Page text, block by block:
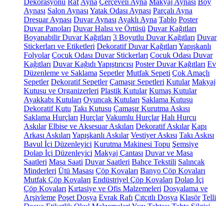
Dekorasyonu Raf Ayna Çerçeveli Ayna Makyaj Aynası Boy
Aynası Salon Aynası Yatak Odası Aynası Parçalı Ayna
Dresuar Aynası Duvar Aynası Ayaklı Ayna Tablo Poster
Duvar Panoları Duvar Halısı ve Örtüsü Duvar Kağıtları
Boyanabilir Duvar Kağıtları 3 Boyutlu Duvar Kağıtları Duvar
Stickerları ve Etiketleri Dekoratif Duvar Kağıtları Yapışkanlı
Folyolar Çocuk Odası Duvar Stickerları Çocuk Odası Duvar
Kağıtları Duvar Kağıdı Yapıştırıcısı Poster Duvar Kağıtları Ev
Düzenleme ve Saklama Sepetler Mutfak Sepeti Çok Amaçlı
Sepetler Dekoratif Sepetler Çamaşır Sepetleri Kutular Makyaj
Kutusu ve Organizerleri Plastik Kutular Kumaş Kutular
Ayakkabı Kutuları Oyuncak Kutuları Saklama Kutusu
Dekoratif Kutu Takı Kutusu Çamaşır Kurutma Askısı
Saklama Hurçları Hurçlar Vakumlu Hurçlar Halı Hurcu
Askılar Elbise ve Aksesuar Askıları Dekoratif Askılar Kapı
Arkası Askıları Yapışkanlı Askılar Vestiyer Askısı Takı Askısı
Bavul İçi Düzenleyici Kurutma Makinesi Topu Şemsiye
Dolap İçi Düzenleyici Makyaj Çantası Duvar ve Masa
Saatleri Masa Saati Duvar Saatleri Bahçe Tekstili Salıncak
Minderleri Ütü Masası Çöp Kovaları Banyo Çöp Kovaları
Mutfak Çöp Kovaları Endüstriyel Çöp Kovaları Dolap İçi
Çöp Kovaları Kırtasiye ve Ofis Malzemeleri Dosyalama ve
Arşivleme Poşet Dosya Evrak Rafı Çıtçıtlı Dosya Klasör Telli